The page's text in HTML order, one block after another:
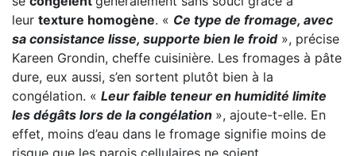
leur texture homogène. « Ce type de fromage, avec
sa consistance lisse, supporte bien le froid», précise
Kareen Grondin, cheffe cuisinière. Les fromages à pâte
dure, eux aussi, s’en sortent plutôt bien à la
congélation. « Leur faible teneur en humidité limite
les dégâts lors de la congélation », ajoute-t-elle. En
effet, moins d’eau dans le fromage signifie moins de